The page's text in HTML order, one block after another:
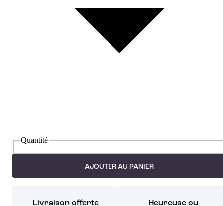
Quantité
AJOUTER AU PANIER
Livraison offerte Heureuse ou